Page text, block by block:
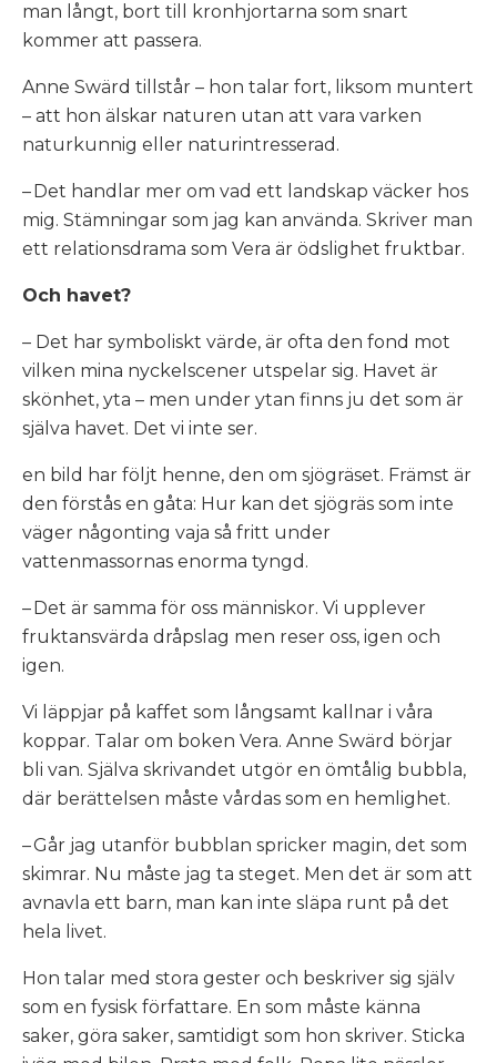
man långt, bort till kronhjortarna som snart
kommer att passera.
Anne Swärd tillstår – hon talar fort, liksom muntert
– att hon älskar naturen utan att vara varken
naturkunnig eller naturintresserad.
– Det handlar mer om vad ett landskap väcker hos
mig. Stämningar som jag kan använda. Skriver man
ett relationsdrama som Vera är ödslighet fruktbar.
Och havet?
– Det har symboliskt värde, är ofta den fond mot
vilken mina nyckelscener utspelar sig. Havet är
skönhet, yta – men under ytan finns ju det som är
själva havet. Det vi inte ser.
en bild har följt henne, den om sjögräset. Främst är
den förstås en gåta: Hur kan det sjögräs som inte
väger någonting vaja så fritt under
vattenmassornas enorma tyngd.
– Det är samma för oss människor. Vi upplever
fruktansvärda dråpslag men reser oss, igen och
igen.
Vi läppjar på kaffet som långsamt kallnar i våra
koppar. Talar om boken Vera. Anne Swärd börjar
bli van. Själva skrivandet utgör en ömtålig bubbla,
där berättelsen måste vårdas som en hemlighet.
– Går jag utanför bubblan spricker magin, det som
skimrar. Nu måste jag ta steget. Men det är som att
avnavla ett barn, man kan inte släpa runt på det
hela livet.
Hon talar med stora gester och beskriver sig själv
som en fysisk författare. En som måste känna
saker, göra saker, samtidigt som hon skriver. Sticka